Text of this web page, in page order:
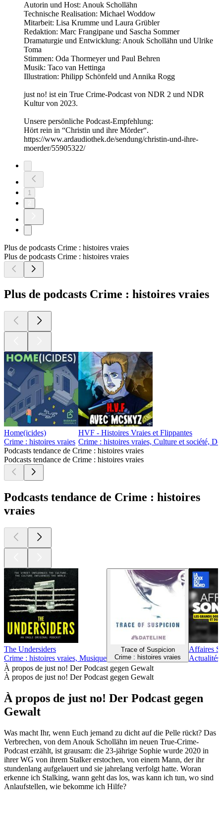
Autorin und Host: Anouk Schollähn
Technische Realisation: Michael Woddow
Mitarbeit: Lisa Krumme und Laura Grübler
Redaktion: Marc Frangipane und Sascha Sommer
Dramaturgie und Entwicklung: Anouk Schollähn und Ulrike
Toma
Stimmen: Oda Thormeyer und Paul Behren
Musik: Taco van Hettinga
Illustration: Philipp Schönfeld und Annika Rogg
just no! ist ein True Crime-Podcast von NDR 2 und NDR
Kultur von 2023.
Unsere persönliche Podcast-Empfehlung:
Hört rein in “Christin und ihre Mörder“.
https://www.ardaudiothek.de/sendung/christin-und-ihre-
moerder/55905322/
1
Plus de podcasts Crime : histoires vraies
Plus de podcasts Crime : histoires vraies
Plus de podcasts Crime : histoires vraies
Home(icides)
Crime : histoires vraies
HVF - Histoires Vraies et Flippantes
Crime : histoires vraies, Culture et société,
Podcasts tendance de Crime : histoires vraies
Podcasts tendance de Crime : histoires vraies
Podcasts tendance de Crime : histoires
vraies
The Undersiders
Crime : histoires vraies, Musique
Trace of Suspicion
Crime : histoires vraies
Affaires
À propos de just no! Der Podcast gegen Gewalt
À propos de just no! Der Podcast gegen Gewalt
À propos de just no! Der Podcast gegen
Gewalt
Was macht Ihr, wenn Euch jemand zu dicht auf die Pelle rückt? Das
Verbrechen, von dem Anouk Schollähn im neuen True-Crime-
Podcast erzählt, ist grausam: die 23-jährige Sophie wurde 2020 in
ihrer WG von ihrem Stalker erstochen, von einem Mann, der ihr
stundenlang aufgelauert und sie jahrelang verfolgt hatte. Woran
erkenne ich Stalking, wann geht das los, was kann ich tun, wo sind
Anlaufstellen, wie bekomme ich Hilfe?